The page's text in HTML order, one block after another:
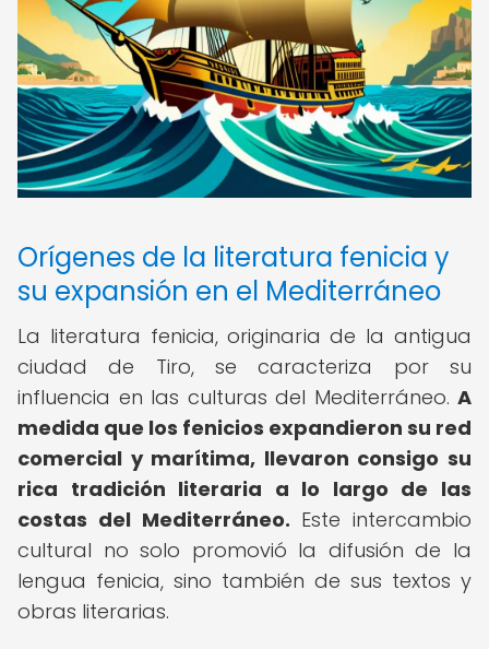
Orígenes de la literatura fenicia y
su expansión en el Mediterráneo
La literatura fenicia, originaria de la antigua
ciudad de Tiro, se caracteriza por su
influencia en las culturas del Mediterráneo. A
medida que los fenicios expandieron su red
comercial y marítima, llevaron consigo su
rica tradición literaria a lo largo de las
costas del Mediterráneo. Este intercambio
cultural no solo promovió la difusión de la
lengua fenicia, sino también de sus textos y
obras literarias.